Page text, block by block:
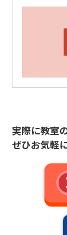
実際に教室
ぜひお気軽